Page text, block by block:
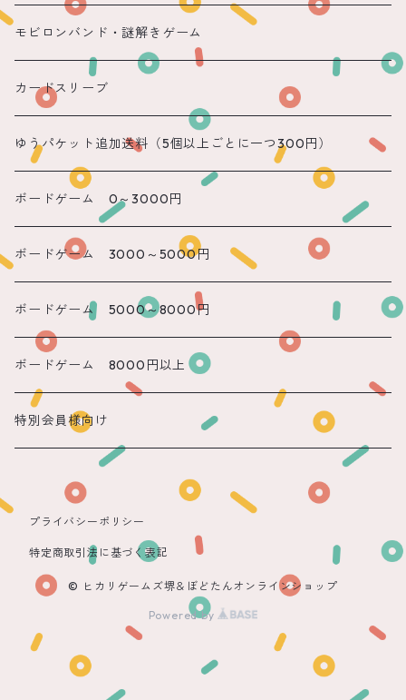
遠隔 ねこ
遠隔 あまね
遠隔 りん
遠隔 のん
遠隔 かのん
遠隔 もね
モビロンバンド・謎解きゲーム
カードスリーブ
ゆうパケット追加送料（5個以上ごとに一つ300円）
ボードゲーム 0～3000円
ボードゲーム 3000～5000円
ボードゲーム 5000～8000円
ボードゲーム 8000円以上
特別会員様向け
プライバシーポリシー
特定商取引法に基づく表記
© ヒカリゲームズ堺＆ぼどたんオンラインショップ
Powered by